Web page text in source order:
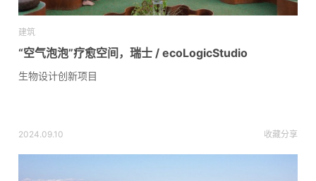
建筑
“空气泡泡”疗愈空间，瑞士 / ecoLogicStudio
生物设计创新项目
2024.09.10 收藏分享